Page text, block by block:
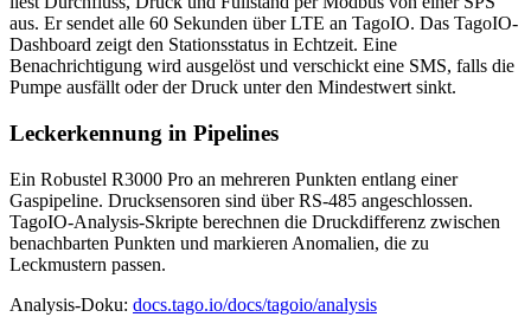
aus. Er sendet alle 60 Sekunden über LTE an TagoIO. Das TagoIO-
Dashboard zeigt den Stationsstatus in Echtzeit. Eine
Benachrichtigung wird ausgelöst und verschickt eine SMS, falls die
Pumpe ausfällt oder der Druck unter den Mindestwert sinkt.
Leckerkennung in Pipelines
Ein Robustel R3000 Pro an mehreren Punkten entlang einer
Gaspipeline. Drucksensoren sind über RS-485 angeschlossen.
TagoIO-Analysis-Skripte berechnen die Druckdifferenz zwischen
benachbarten Punkten und markieren Anomalien, die zu
Leckmustern passen.
Analysis-Doku: docs.tago.io/docs/tagoio/analysis